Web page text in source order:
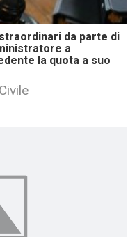
da parte di
a
la quota a suo